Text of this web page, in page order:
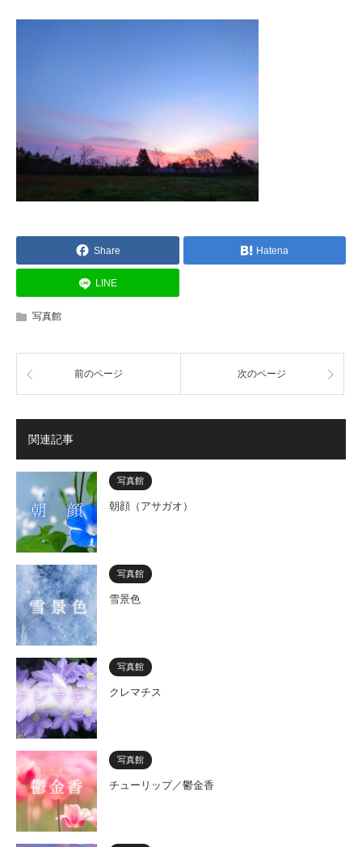
Share Hatena
LINE
写真館
前のページ 次のページ
関連記事
写真館
朝顔（アサガオ）
写真館
雪景色
写真館
クレマチス
写真館
チューリップ／鬱金香